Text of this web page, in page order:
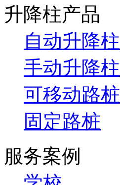
升降柱产品
自动升降柱
手动升降柱
可移动路桩
固定路桩
服务案例